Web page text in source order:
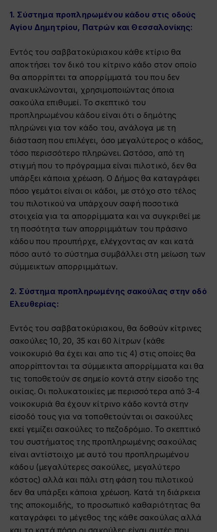
1. Σύστημα προπληρωμένου κάδου στις οδούς
Αγίου Δημητρίου, Πατρών και Θεσσαλονίκης:
Εντός του σαββατοκύριακου κάθε κτίριο θα
αποκτήσει τον δικό του κίτρινο κάδο στον οποίο
θα απορρίπτει τα απορρίμματά του που δεν
ανακυκλώνονται, χρησιμοποιώντας όποια
σακούλα επιθυμεί. Το σκεπτικό του
προπληρωμένου κάδου είναι ότι ο δημότης
πληρώνει για τον κάδο του, ανάλογα με τη
διάσταση που επιλέγει, όσο μεγαλύτερος ο κάδος,
τόσο περισσότερο πληρώνει. Ωστόσο, από τη
στιγμή που το πρόγραμμα είναι πιλοτικό, δεν θα
υπάρξει κάποια χρέωση. Ο Δήμος θα καταγράφει
πόσο γεμάτοι είναι οι κάδοι, με στόχο στο τέλος
του πιλοτικού να υπάρχουν σαφή ποσοτικά
στοιχεία για τα απορρίμματα και να συγκριθεί με
τη ποσότητα των απορριμμάτων του πράσινο
κάδου που προυπήρχε, ελέγχοντας αν και κατά
πόσο αυτό το σύστημα συμβάλλει στη μείωση των
σύμμεικτων απορριμμάτων.
2. Σύστημα προπληρωμένης σακούλας στην οδό
Ελευθερίας:
Εντός του σαββατοκύριακου, θα δοθούν κίτρινες
σακούλες 10, 20, 35 και 60 λίτρων (κάθε
νοικοκυριό θα έχει και απο τις 4) στις οποίες θα
απορρίπτονται τα σύμμεικτα απορρίμματα και θα
τις τοποθετούν σε σημείο κοντά στην είσοδο της
οικίας. Οι πολυκατοικίες με περισσότερα από 3-4
νοικοκυριά θα έχουν κίτρινο κάδο κοντά στην
είσοδό τους για να τοποθετούνται οι σακούλες
εκεί γεμίζει σακούλες το πεζοδρόμιο. Το σκεπτικό
του συστήματος της προπληρωμένης σακούλας
είναι αντίστοιχο με αυτό του προπληρωμένου
κάδου (μεγαλύτερες σακούλες, μεγαλύτερο
κόστος) αλλά και πάλι στη φάση του πιλοτικού
δεν θα υπάρξει κάποια χρέωση. Κατά τη διάρκεια
της αποκομιδής, το προσωπικό καθαριότητας θα
καταγράφει το μέγεθος της κάθε σακούλας αλλά